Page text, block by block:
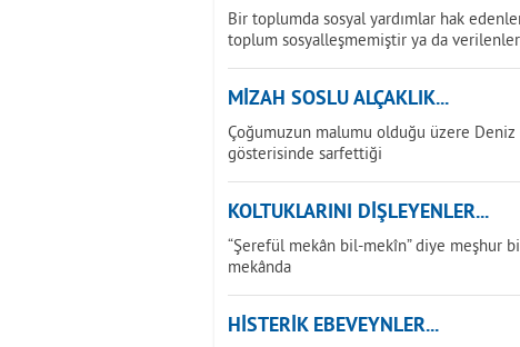
Bir toplumda sosyal yardımlar hak
toplum sosyalleşmemiştir ya da
MİZAH SOSLU ALÇAKLIK...
Çoğumuzun malumu olduğu üzere
gösterisinde sarfettiği
KOLTUKLARINI DİŞLEYENLER...
“Şerefül mekân bil-mekîn” diye meşhur
mekânda
HİSTERİK EBEVEYNLER...